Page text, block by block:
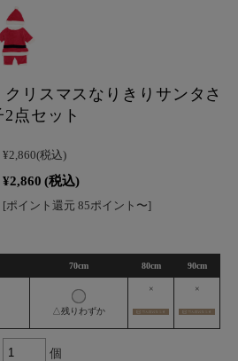
クリスマスなりきりサンタさ
点セット
¥2,860(税込)
¥2,860 (税込)
[ポイント還元 85ポイント〜]
70cm 80cm 90cm
△残りわずか
× ×
個